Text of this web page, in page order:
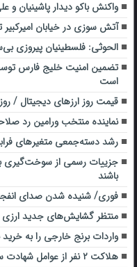
واکنش باکو دیدار پاشینیان و
آتش سوزی در خیابان امیرکبیر
الحوثی: فلسطینیان پیروزی
تضمین امنیت خلیج فارس
است
قیمت روز ارزهای دیجیتال /
نماینده منتخب ورامین رد
رشد دسته‌جمعی متغیرهای
جزییات رسمی از سوخت‌گیری با
باشند
فوری/ شنیده شدن صدای
منتظر گشایش‌های جدید ارزی
واردات برنج خارجی را به خرید
هلاکت ۲ نفر از عوامل شهادت ستوان پلیس در سیستان و بلوچستان